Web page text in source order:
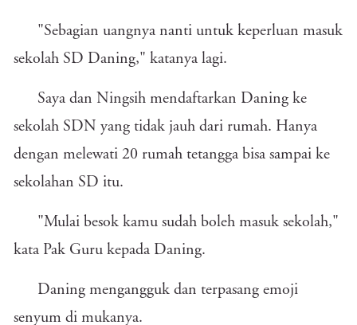
"Sebagian uangnya nanti untuk keperluan masuk
sekolah SD Daning," katanya lagi.
Saya dan Ningsih mendaftarkan Daning ke
sekolah SDN yang tidak jauh dari rumah. Hanya
dengan melewati 20 rumah tetangga bisa sampai ke
sekolahan SD itu.
"Mulai besok kamu sudah boleh masuk sekolah,"
kata Pak Guru kepada Daning.
Daning mengangguk dan terpasang emoji
senyum di mukanya.